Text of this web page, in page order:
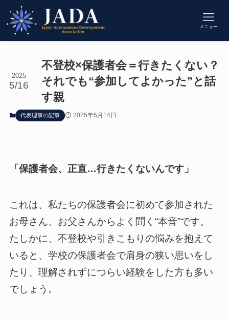
メニュー
不登校×保護者会＝行きたくない？
それでも“参加してよかった”と話
す親
2025
5/16
代表理事の記事 2025年5月14日
「保護者会、正直…行きたくないんです」
これは、私たちの保護者会に初めて参加された
お母さん、お父さんからよく聞く“本音”です。
たしかに、不登校や引きこもりの悩みを抱えて
いると、学校の保護者会で肩身の狭い思いをし
たり、理解されずにつらい経験をした方も多い
でしょう。